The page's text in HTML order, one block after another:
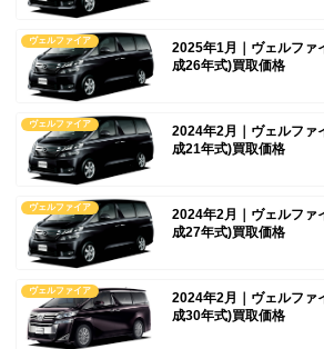
ヴェルファイア
2025年1月｜ヴェルファ
成26年式)買取価格
ヴェルファイア
2024年2月｜ヴェルファ
成21年式)買取価格
ヴェルファイア
2024年2月｜ヴェルファ
成27年式)買取価格
ヴェルファイア
2024年2月｜ヴェルファ
成30年式)買取価格